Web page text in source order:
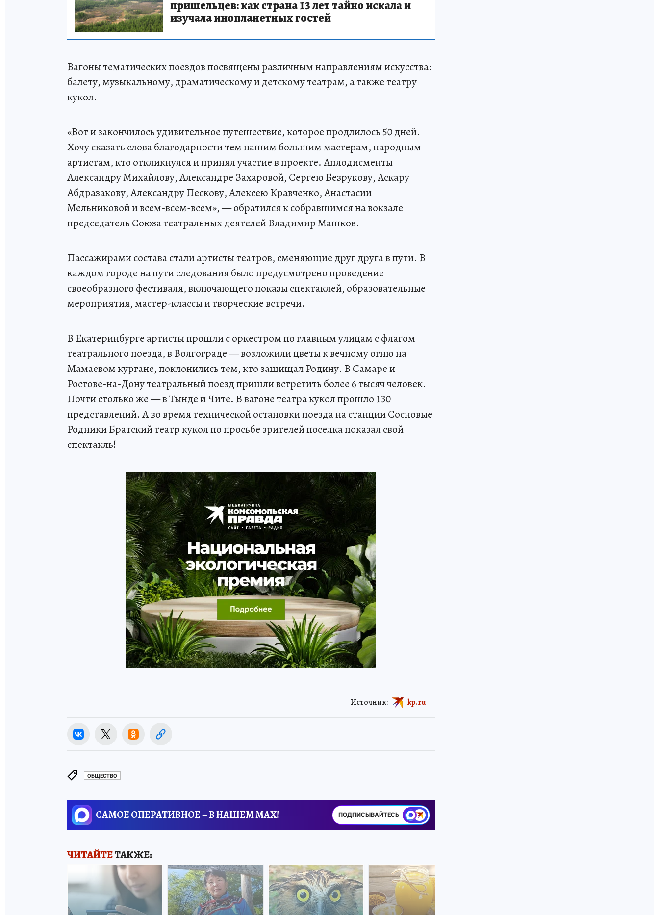
пришельцев: как страна 13 лет тайно искала и
изучала инопланетных гостей
Вагоны тематических поездов посвящены различным направлениям искусства:
балету, музыкальному, драматическому и детскому театрам, а также театру
кукол.
«Вот и закончилось удивительное путешествие, которое продлилось 50 дней.
Хочу сказать слова благодарности тем нашим большим мастерам, народным
артистам, кто откликнулся и принял участие в проекте. Аплодисменты
Александру Михайлову, Александре Захаровой, Сергею Безрукову, Аскару
Абдразакову, Александру Пескову, Алексею Кравченко, Анастасии
Мельниковой и всем-всем-всем», — обратился к собравшимся на вокзале
председатель Союза театральных деятелей Владимир Машков.
Пассажирами состава стали артисты театров, сменяющие друг друга в пути. В
каждом городе на пути следования было предусмотрено проведение
своеобразного фестиваля, включающего показы спектаклей, образовательные
мероприятия, мастер-классы и творческие встречи.
В Екатеринбурге артисты прошли с оркестром по главным улицам с флагом
театрального поезда, в Волгограде — возложили цветы к вечному огню на
Мамаевом кургане, поклонились тем, кто защищал Родину. В Самаре и
Ростове-на-Дону театральный поезд пришли встретить более 6 тысяч человек.
Почти столько же — в Тынде и Чите. В вагоне театра кукол прошло 130
представлений. А во время технической остановки поезда на станции Сосновые
Родники Братский театр кукол по просьбе зрителей поселка показал свой
спектакль!
Источник: kp.ru
ОБЩЕСТВО
САМОЕ ОПЕРАТИВНОЕ – В НАШЕМ MAX! ПОДПИСЫВАЙТЕСЬ
ЧИТАЙТЕТАКЖЕ: